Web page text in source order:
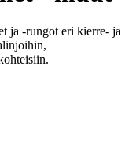
ja -rungot eri kierre- ja